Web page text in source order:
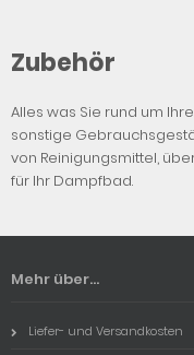
Zubehör
Alles was Sie rund um
sonstige
von Reinigungsmittel,
für Ihr Dampfbad.
Mehr über...
Liefer- und Versandkosten